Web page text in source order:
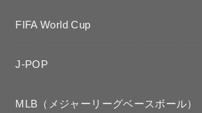
FIFA World Cup
J-POP
MLB（メジャーリーグベースボール）